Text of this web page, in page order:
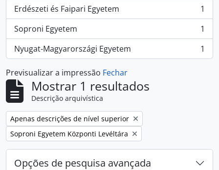
Erdészeti és Faipari Egyetem
, 1 resultados
1
Soproni Egyetem
, 1 resultados
1
Nyugat-Magyarországi Egyetem
, 1 resultados 1
Previsualizar a impressão Fechar
Mostrar 1 resultados
Descrição arquivística
Remover filtro:
Apenas descrições de nível superior
Remover filtro:
Soproni Egyetem Központi Levéltára
Opções de pesquisa avançada